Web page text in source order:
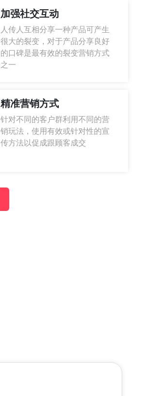
加强社交互动
人传人互相分享一种产品可产生
很大的裂变，对于产品分享良好
的口碑是最有效的裂变营销方式
之一
精准营销方式
针对不同的客户群利用不同的营
销玩法，使用有效或针对性的宣
传方法以促成跟顾客成交